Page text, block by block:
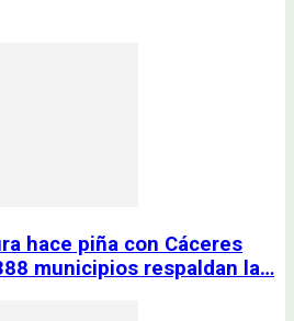
hace piña con Cáceres
municipios respaldan la…